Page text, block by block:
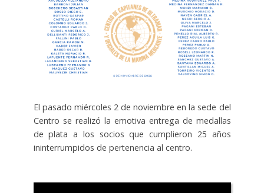
El pasado miércoles 2 de noviembre en la sede del
Centro se realizó la emotiva entrega de medallas
de plata a los socios que cumplieron 25 años
ininterrumpidos de pertenencia al centro.